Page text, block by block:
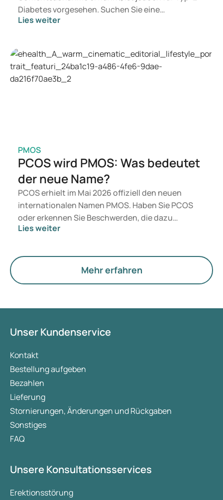
Diabetes vorgesehen. Suchen Sie eine
Behandlung zur Gewichtskontrolle, kommen eher
Arzt auf Basis Ihrer Gesundheit, Ihres BMI und
Ihres Medikamentengebrauchs.
Lies weiter
PMOS
PCOS wird PMOS: Was bedeutet
der neue Name?
PCOS erhielt im Mai 2026 offiziell den neuen
internationalen Namen PMOS. Haben Sie PCOS
oder erkennen Sie Beschwerden, die dazu
passen? Medizinisch ändert sich vorerst nichts.
Hormone, den Stoffwechsel und die Funktion der
Lies weiter
Mehr erfahren
Unser Kundenservice
Kontakt
Bestellung aufgeben
Bezahlen
Lieferung
Stornierungen, Änderungen und Rückgaben
Sonstiges
FAQ
Unsere Konsultationsservices
Erektionsstörung